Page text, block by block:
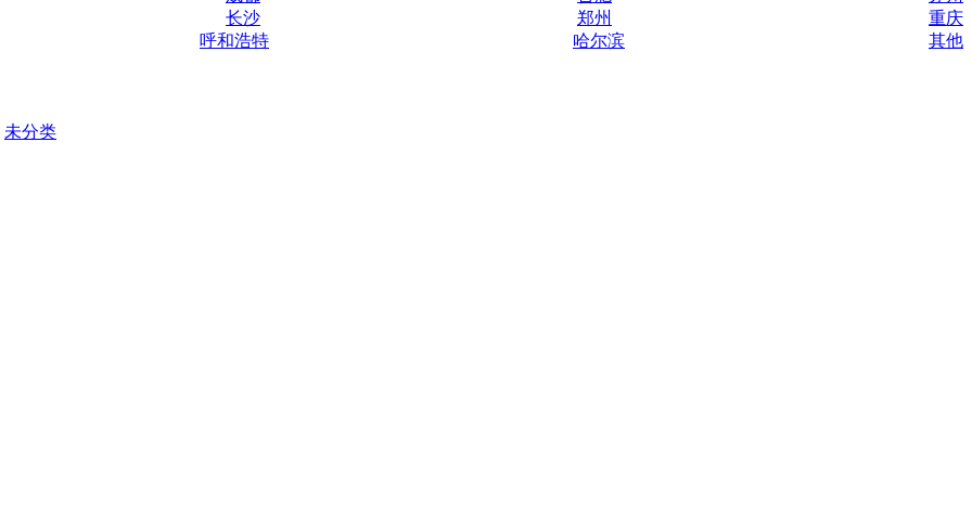
长沙 郑州
重庆
呼和浩特 哈尔滨
其他
未分类